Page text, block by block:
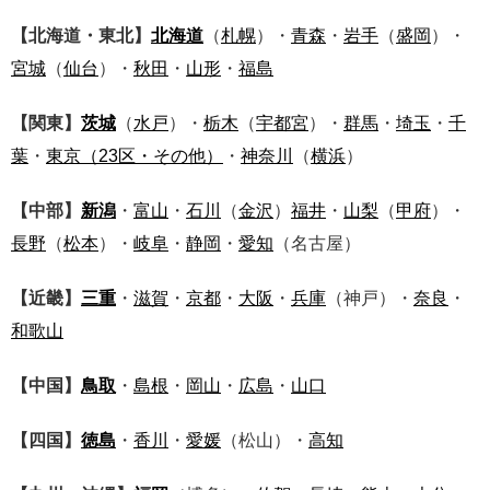
【北海道・東北】 北海道 （札幌）・ 青森 ・ 岩手 （盛岡 ）・
宮城 （仙台 ）・ 秋田 ・ 山形 ・ 福島
【関東】 茨城 （水戸）・ 栃木 （宇都宮）・ 群馬 ・ 埼玉 ・ 千
葉 ・ 東京 （23区・その他） ・ 神奈川 （横浜）
【中部】 新潟 ・ 富山 ・ 石川 （金沢 ） 福井 ・ 山梨 （甲府）・
長野 （松本）・ 岐阜 ・ 静岡 ・ 愛知 （名古屋）
【近畿】 三重 ・ 滋賀 ・ 京都 ・ 大阪 ・ 兵庫 （神戸）・ 奈良 ・
和歌山
【中国】 鳥取 ・ 島根 ・ 岡山 ・ 広島 ・ 山口
【四国】 徳島 ・ 香川 ・ 愛媛 （松山）・ 高知